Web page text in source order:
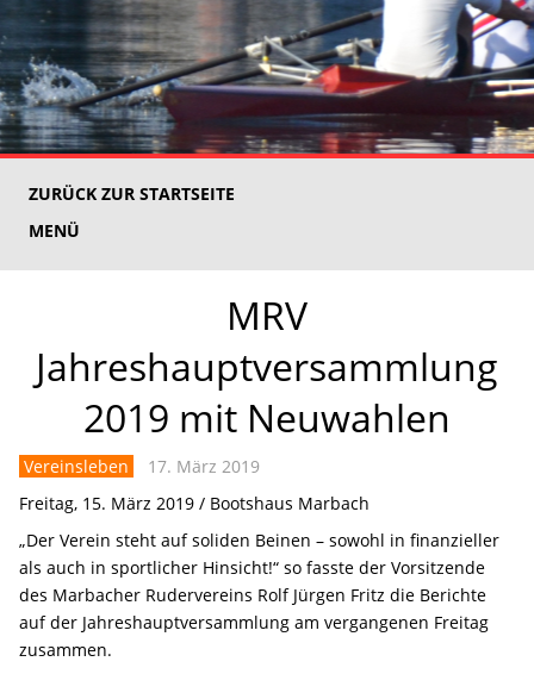
ZURÜCK ZUR STARTSEITE
MENÜ
MRV
Jahreshauptversammlung
2019 mit Neuwahlen
Vereinsleben
17. März 2019
Freitag, 15. März 2019 / Bootshaus Marbach
„Der Verein steht auf soliden Beinen – sowohl in finanzieller
als auch in sportlicher Hinsicht!“ so fasste der Vorsitzende
des Marbacher Rudervereins Rolf Jürgen Fritz die Berichte
auf der Jahreshauptversammlung am vergangenen Freitag
zusammen.